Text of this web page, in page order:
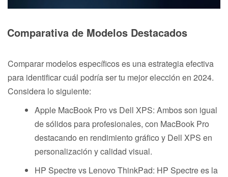
Comparativa de Modelos Destacados
Comparar modelos específicos es una estrategia efectiva
para identificar cuál podría ser tu mejor elección en 2024.
Considera lo siguiente:
Apple MacBook Pro vs Dell XPS: Ambos son igual
de sólidos para profesionales, con MacBook Pro
destacando en rendimiento gráfico y Dell XPS en
personalización y calidad visual.
HP Spectre vs Lenovo ThinkPad: HP Spectre es la